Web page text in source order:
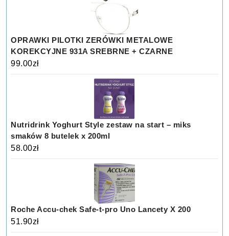
OPRAWKI PILOTKI ZERÓWKI METALOWE
KOREKCYJNE 931A SREBRNE + CZARNE
99.00zł
Nutridrink Yoghurt Style zestaw na start – miks
smaków 8 butelek x 200ml
58.00zł
Roche Accu-chek Safe-t-pro Uno Lancety X 200
51.90zł